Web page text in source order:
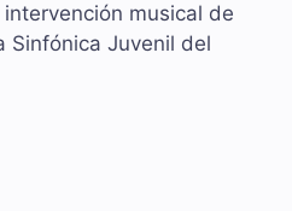
musical de
Sinfónica Juvenil del